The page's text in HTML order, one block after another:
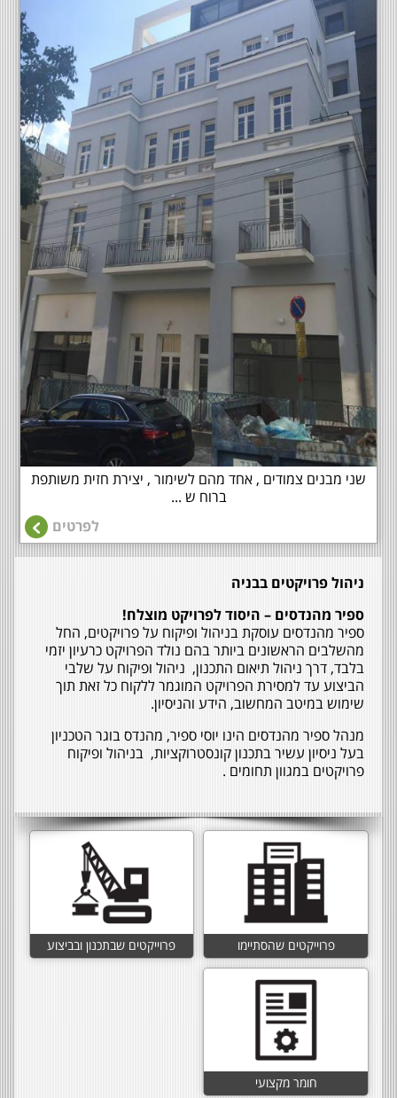
פרוייקטים שהסתיימו פרוייקטים שבתכנון ובביצוע
חומר מקצועי
ניהול פרויקטים בבניה
ספיר מהנדסים – היסוד לפרויקט מוצלח!
ספיר מהנדסים עוסקת בניהול ופיקוח על פרויקטים, החל
מהשלבים הראשונים ביותר בהם נולד הפרויקט כרעיון יזמי
בלבד, דרך ניהול תיאום התכנון, ניהול ופיקוח על שלבי
הביצוע עד למסירת הפרויקט המוגמר ללקוח כל זאת תוך
שימוש במיטב המחשוב, הידע והניסיון.
מנהל ספיר מהנדסים הינו יוסי ספיר, מהנדס בוגר הטכניון
בעל ניסיון עשיר בתכנון קונסטרוקציות, בניהול ופיקוח
פרויקטים במגוון תחומים .
שני מבנים צמודים , אחד מהם לשימור , יצירת חזית משותפת
ברוח ש ...
לפרטים